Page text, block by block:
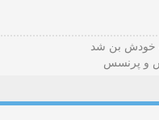
خودش بن شد
و پرنسس